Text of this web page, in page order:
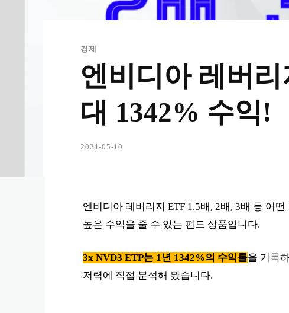
경제
엔비디아 레버
대 1342% 수익!
2024-05-10
엔비디아 레버리지 ETF 1.5배, 2배, 3배 등 어
높은 수익을 줄 수 있는 펀드 상품입니다.
3x NVD3 ETP는 1년 1342%의 수익률을 기록
저력에 직접 분석해 봤습니다.